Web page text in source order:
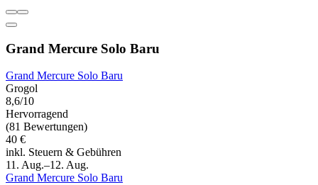
Grand Mercure Solo Baru
Grand Mercure Solo Baru
Grogol
8,6/10
Hervorragend
(81 Bewertungen)
40 €
inkl. Steuern & Gebühren
11. Aug.–12. Aug.
Grand Mercure Solo Baru